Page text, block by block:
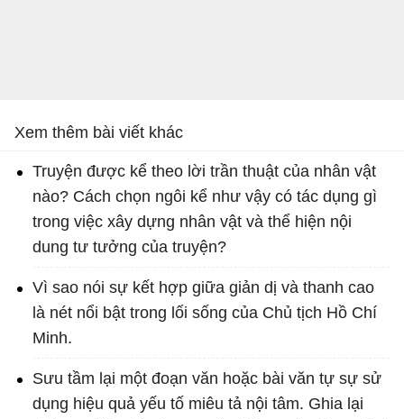
Xem thêm bài viết khác
Truyện được kể theo lời trần thuật của nhân vật
nào? Cách chọn ngôi kể như vậy có tác dụng gì
trong việc xây dựng nhân vật và thể hiện nội
dung tư tưởng của truyện?
Vì sao nói sự kết hợp giữa giản dị và thanh cao
là nét nổi bật trong lối sống của Chủ tịch Hồ Chí
Minh.
Sưu tầm lại một đoạn văn hoặc bài văn tự sự sử
dụng hiệu quả yếu tố miêu tả nội tâm. Ghia lại